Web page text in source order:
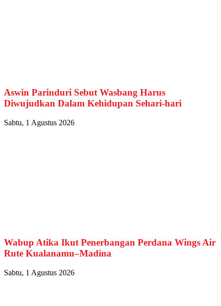
Aswin Parinduri Sebut Wasbang Harus
Diwujudkan Dalam Kehidupan Sehari-hari
Sabtu, 1 Agustus 2026
Wabup Atika Ikut Penerbangan Perdana Wings Air
Rute Kualanamu–Madina
Sabtu, 1 Agustus 2026